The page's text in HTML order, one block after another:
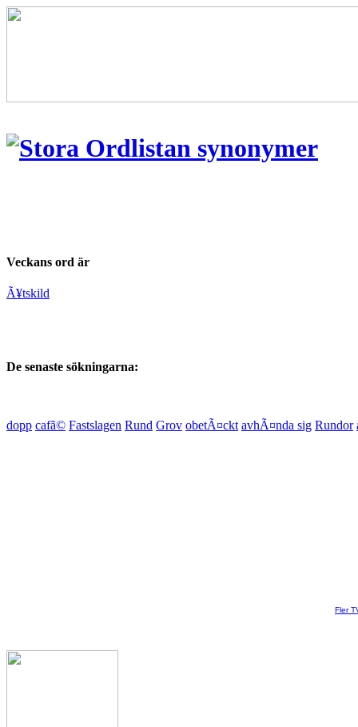
Veckans ord är
Ã¥tskild
De senaste sökningarna:
dopp cafã© Fastslagen Rund Grov obetÃ¤ckt avhÃ¤nda sig Rundor
Fler